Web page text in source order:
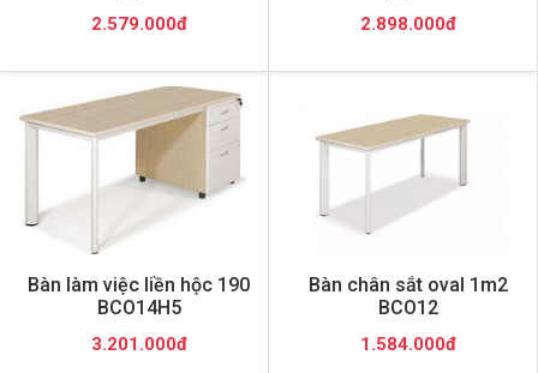
2.579.000đ 2.898.000đ
Bàn làm việc liền hộc 190
BCO14H5
3.201.000đ
Bàn chân sắt oval 1m2
BCO12
1.584.000đ